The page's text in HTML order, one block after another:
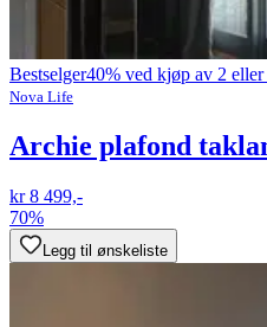
Bestselger40% ved kjøp av 2 eller
Nova Life
Archie plafond
kr 8 499,-
70%
Legg til ønskeliste